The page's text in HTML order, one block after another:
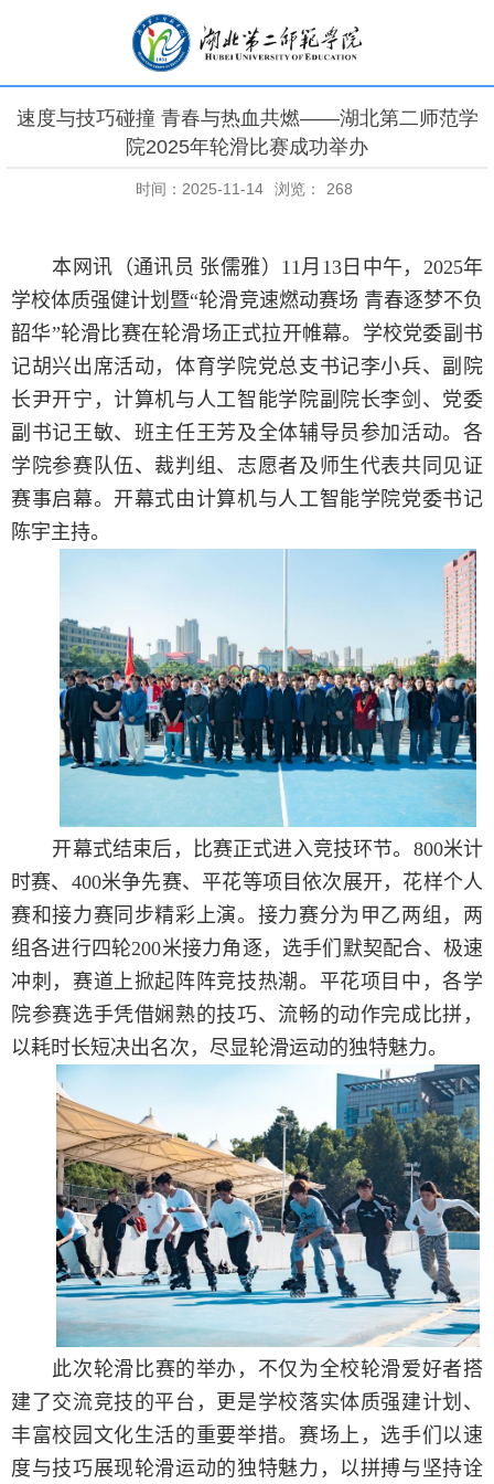
速度与技巧碰撞 青春与热血共燃——湖北第二师范学
院2025年轮滑比赛成功举办
时间：2025-11-14 浏览： 268
本网讯（通讯员 张儒雅） 11 月 13日中午， 2025年
学校体质强健计划暨“轮滑竞速燃动赛场 青春逐梦不负
韶华”轮滑比赛在轮滑场正式拉开帷幕。学校党委副书
记胡兴出席活动，体育学院党总支书记李小兵、副院
长尹开宁，计算机与人工智能学院副院长李剑、党委
副书记王敏、班主任王芳及全体辅导员参加活动。各
学院参赛队伍、裁判组、志愿者及师生代表共同见证
赛事启幕。开幕式由计算机与人工智能学院党委书记
陈宇主持。
开幕式结束后，比赛正式进入竞技环节。 800米计
时赛、 400米争先赛、平花等项目依次展开，花样个人
赛和接力赛同步精彩上演。接力赛分为甲乙两组，两
组各进行四轮200米接力角逐，选手们默契配合、极速
冲刺，赛道上掀起阵阵竞技热潮。平花项目中，各学
院参赛选手凭借娴熟的技巧、流畅的动作完成比拼，
以耗时长短决出名次，尽显轮滑运动的独特魅力。
此次轮滑比赛的举办，不仅为全校轮滑爱好者搭
建了交流竞技的平台，更是学校落实体质强建计划、
丰富校园文化生活的重要举措。赛场上，选手们以速
度与技巧展现轮滑运动的独特魅力，以拼搏与坚持诠